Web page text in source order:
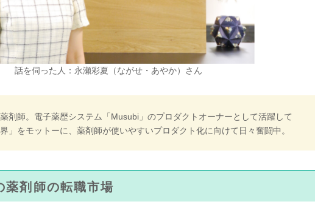
話を伺った人：永瀬彩夏（ながせ・あやか）さん
剤師。電子薬歴システム「Musubi」のプロダクトオーナーとして活躍して
」をモットーに、薬剤師が使いやすいプロダクト化に向けて日々奮闘中。
薬剤師の転職市場